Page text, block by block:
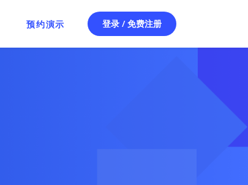
预约演示 登录 / 免费注册